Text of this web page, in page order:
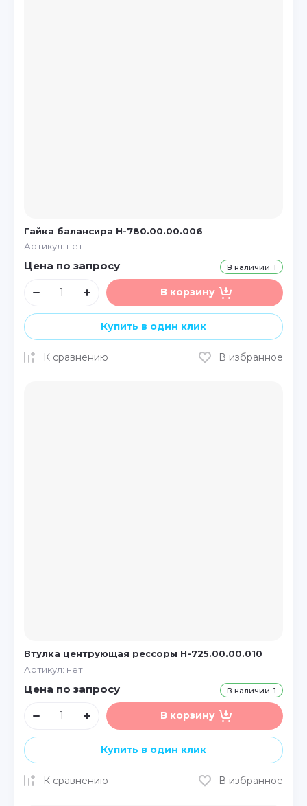
Гайка балансира Н-780.00.00.006
Артикул: нет
В наличии 1
Цена по запросу
В корзину
Купить в один клик
К сравнению В избранное
Втулка центрующая рессоры Н-725.00.00.010
Артикул: нет
В наличии 1
Цена по запросу
В корзину
Купить в один клик
К сравнению В избранное